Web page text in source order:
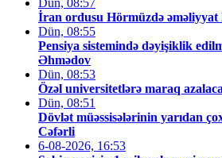
Dün, 08:57
İran ordusu Hörmüzdə əməliyyat
Dün, 08:55
Pensiya sistemində dəyişiklik
Əhmədov
Dün, 08:53
Özəl universitetlərə maraq
Dün, 08:51
Dövlət müəssisələrinin yarıdan
Cəfərli
6-08-2026, 16:53